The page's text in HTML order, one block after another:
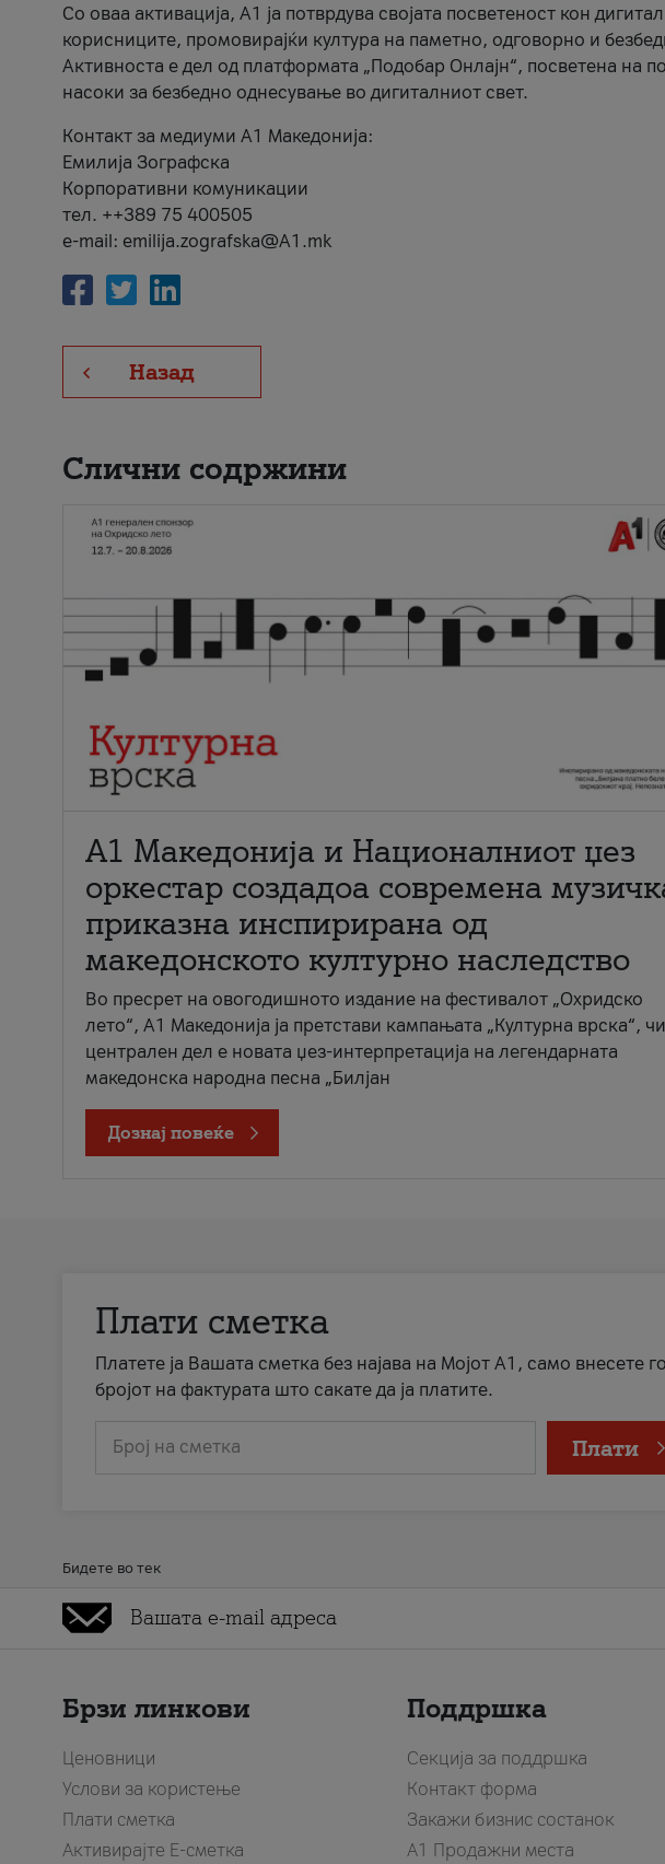
Со оваа активација, А1 ја потврдува својата посветеност кон
корисниците, промовирајќи култура на паметно, одговорно и
Активноста е дел од платформата „Подобар Онлајн“, посветена на
насоки за безбедно однесување во дигиталниот свет.
Контакт за медиуми А1 Македонија:
Емилија Зографска
Корпоративни комуникации
тел. ++389 75 400505
e-mail: emilija.zografska@A1.mk
Назад
Слични содржини
А1 Македонија и Националниот џез
оркестар создадоа современа
приказна инспирирана од
македонското културно наследство
Во пресрет на овогодишното издание на фестивалот „Охридско
лето“, А1 Македонија ја претстави кампањата „Културна врска“,
централен дел е новата џез-интерпретација на легендарната
македонска народна песна „Билјан
Дознај повеќе
Плати сметка
Платете ја Вашата сметка без најава на Мојот А1, само внесете го
бројот на фактурата што сакате да ја платите.
Број на сметка Плати
Бидете во тек
Брзи линкови
Ценовници
Услови за користење
Плати сметка
Активирајте Е-сметка
Поддршка
Секција за поддршка
Контакт форма
Закажи бизнис состанок
A1 Продажни места